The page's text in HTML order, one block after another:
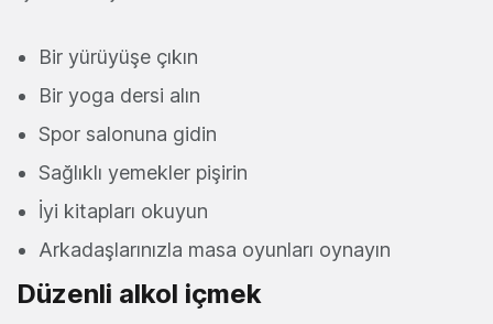
Bir yürüyüşe çıkın
Bir yoga dersi alın
Spor salonuna gidin
Sağlıklı yemekler pişirin
İyi kitapları okuyun
Arkadaşlarınızla masa oyunları oynayın
Düzenli alkol içmek